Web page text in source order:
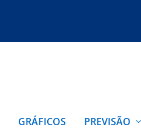
GRÁFICOS PREVISÃO